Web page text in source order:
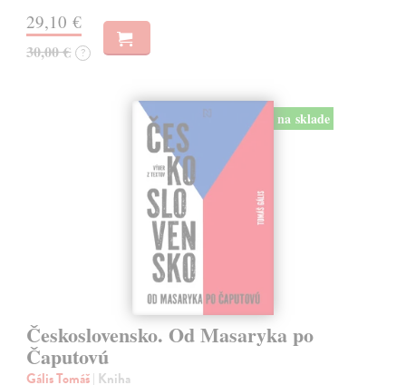
29,10 €
30,00 € ?
na sklade
Československo. Od Masaryka po
Čaputovú
Gális Tomáš| Kniha